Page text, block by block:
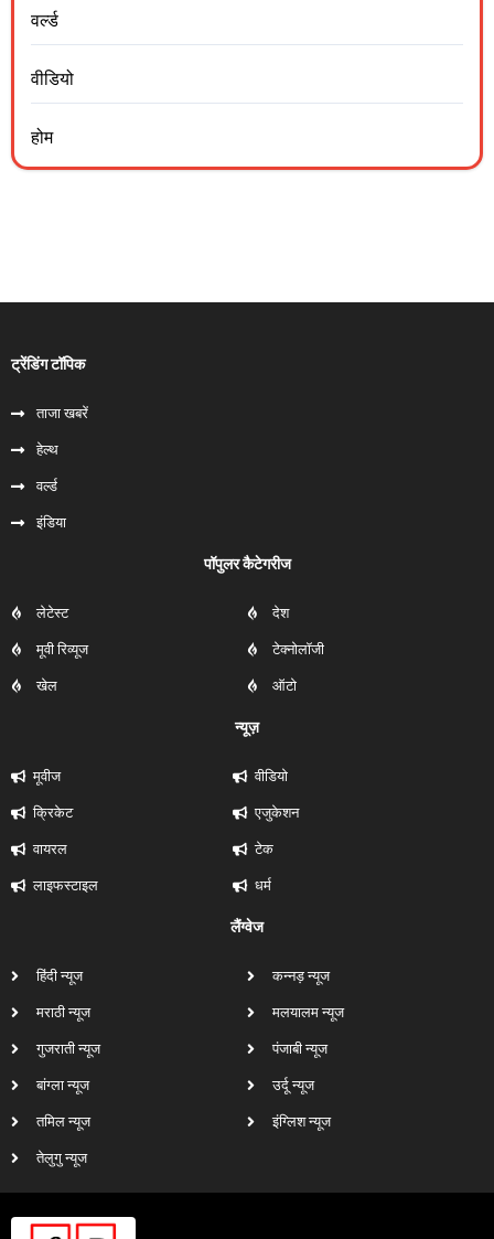
वर्ल्ड
वीडियो
होम
ट्रेंडिंग टॉपिक
ताजा खबरें
हेल्‍थ
वर्ल्ड
इंडिया
पॉपुलर कैटेगरीज
लेटेस्ट
मूवी रिव्यूज
खेल
देश
टेक्नोलॉजी
ऑटो
न्यूज़
मूवीज
क्रिकेट
वायरल
लाइफस्टाइल
वीडियो
एजुकेशन
टेक
धर्म
लैंग्वेज
हिंदी न्यूज
मराठी न्यूज
गुजराती न्यूज
बांग्ला न्यूज
तमिल न्यूज
तेलुगु न्यूज
कन्नड़ न्यूज
मलयालम न्यूज
पंजाबी न्यूज
उर्दू न्यूज
इंग्लिश न्यूज